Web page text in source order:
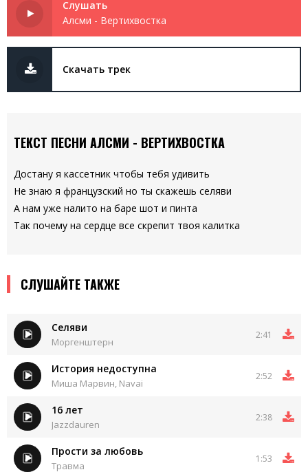
Слушать
Алсми - Вертихвостка
Скачать трек
ТЕКСТ ПЕСНИ АЛСМИ - ВЕРТИХВОСТКА
Достану я кассетник чтобы тебя удивить
Не знаю я французский но ты скажешь селяви
А нам уже налито на баре шот и пинта
Так почему на сердце все скрепит твоя калитка
СЛУШАЙТЕ ТАКЖЕ
Селяви
Моргенштерн
2:41
История недоступна
Миша Марвин, Navai
2:52
16 лет
Jazzdauren
2:38
Прости за любовь
Травма
1:53